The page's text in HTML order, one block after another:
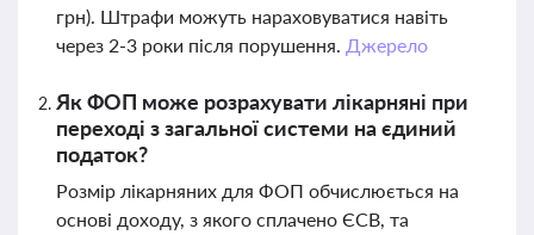
грн). Штрафи можуть нараховуватися навіть
через 2-3 роки після порушення. Джерело
Як ФОП може розрахувати лікарняні при
переході з загальної системи на єдиний
податок?
Розмір лікарняних для ФОП обчислюється на
основі доходу, з якого сплачено ЄСВ, та